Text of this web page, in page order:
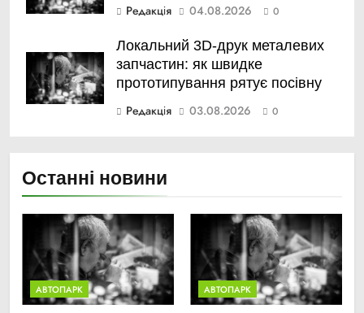
Редакція
04.08.2026 0
Локальний 3D-друк металевих
запчастин: як швидке
прототипування рятує посівну
Редакція
03.08.2026 0
Останні новини
АВТОПАРК АВТОПАРК